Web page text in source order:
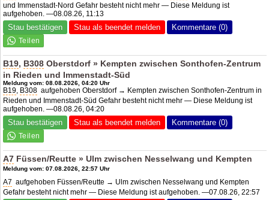
und Immenstadt-Nord Gefahr besteht nicht mehr — Diese Meldung ist
aufgehoben. —08.08.26, 11:13
Stau bestätigen Stau als beendet melden Kommentare (0)
B19, B308 Oberstdorf » Kempten zwischen Sonthofen-Zentrum
in Rieden und Immenstadt-Süd
Meldung vom: 08.08.2026, 04:20 Uhr
B19, B308 aufgehoben Oberstdorf → Kempten zwischen Sonthofen-Zentrum in
Rieden und Immenstadt-Süd Gefahr besteht nicht mehr — Diese Meldung ist
aufgehoben. —08.08.26, 04:20
Stau bestätigen Stau als beendet melden Kommentare (0)
A7 Füssen/Reutte » Ulm zwischen Nesselwang und Kempten
Meldung vom: 07.08.2026, 22:57 Uhr
A7 aufgehoben Füssen/Reutte → Ulm zwischen Nesselwang und Kempten
Gefahr besteht nicht mehr — Diese Meldung ist aufgehoben. —07.08.26, 22:57